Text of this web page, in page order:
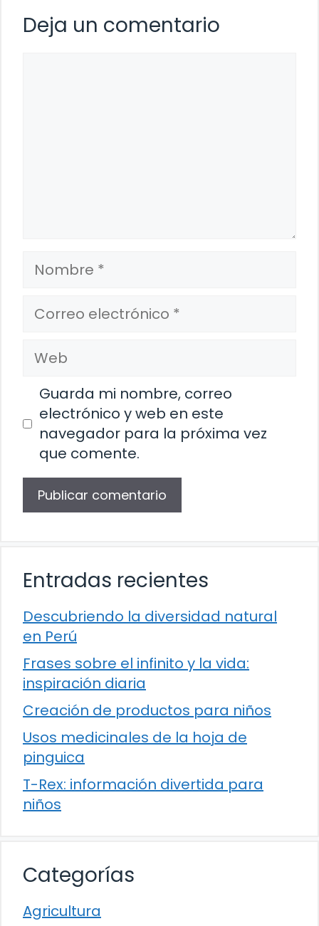
Deja un comentario
Nombre
Correo
electrónico
Web
Guarda mi nombre, correo
electrónico y web en este
navegador para la próxima vez
que comente.
Entradas recientes
Descubriendo la diversidad natural
en Perú
Frases sobre el infinito y la vida:
inspiración diaria
Creación de productos para niños
Usos medicinales de la hoja de
pinguica
T-Rex: información divertida para
niños
Categorías
Agricultura